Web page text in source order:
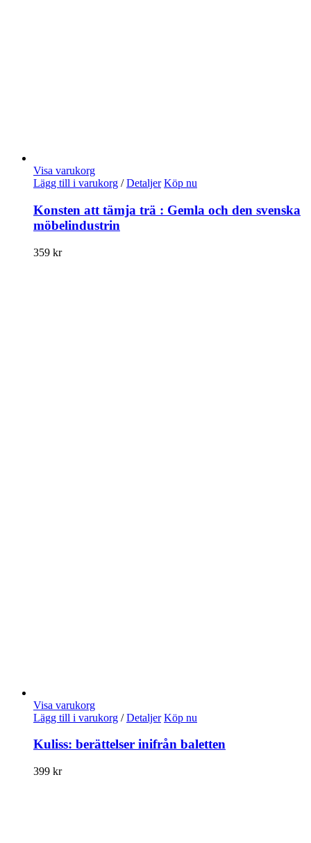
Visa varukorg
Lägg till i varukorg / Detaljer Köp nu
Konsten att tämja trä : Gemla och den svenska
möbelindustrin
359 kr
Visa varukorg
Lägg till i varukorg / Detaljer Köp nu
Kuliss: berättelser inifrån baletten
399 kr